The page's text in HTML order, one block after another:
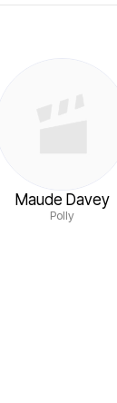
Maude Davey
Polly